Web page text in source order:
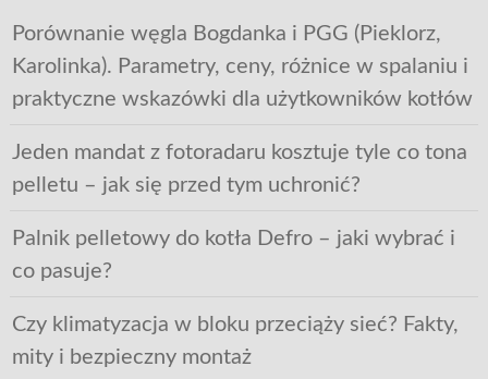
Porównanie węgla Bogdanka i PGG (Pieklorz,
Karolinka). Parametry, ceny, różnice w spalaniu i
praktyczne wskazówki dla użytkowników kotłów
Jeden mandat z fotoradaru kosztuje tyle co tona
pelletu – jak się przed tym uchronić?
Palnik pelletowy do kotła Defro – jaki wybrać i
co pasuje?
Czy klimatyzacja w bloku przeciąży sieć? Fakty,
mity i bezpieczny montaż